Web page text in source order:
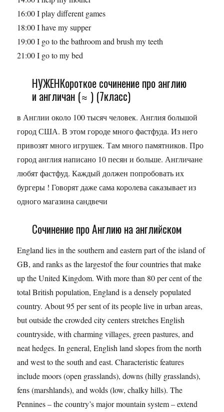
16:00 I play different games
18:00 I have my supper
19:00 I go to the bathroom and brush my teeth
21:00 I go to my bed
НУЖЕНКороткое сочинение про англию
и англичан (≈ ) (7класс)
в Англии около 100 тысяч человек. Англия большой
город США. В этом городе много фастфуда. Из него
привозят много игрушек. Там много памятников. Про
город англия написано 10 песян и больше. Англичане
любят фастфуд. Каждый должен попробовать их
бургеры ! Говорят даже сама королева саказывает из
одного магазина сандвечи
Сочинение про Англию на английском
England lies in the southern and eastern part of the island of
GB, and ranks as the largestof the four countries that make
up the United Kingdom. With more than 80 per cent of the
total British population, England is a densely populated
country. About 95 per sent of its people live in urban areas,
but outside the crowded city centers stretches English
countryside, with charming villages, green pastures, and
neat hedges. In general, English land slopes from the north
and west to the south and east. Characteristic features
include moors (open grasslands), downs (hilly grasslands),
fens (marshlands), and wolds (low, chalky hills). The
Pennines – the country’s major mountain system – extend